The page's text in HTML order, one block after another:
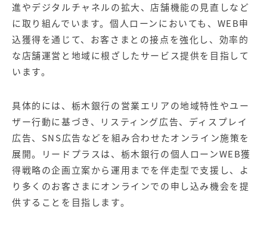
WEBプラス
進やデジタルチャネルの拡大、店舗機能の見直しなど
に取り組んでいます。個人ローンにおいても、WEB申
込獲得を通じて、お客さまとの接点を強化し、効率的
な店舗運営と地域に根ざしたサービス提供を目指して
います。
具体的には、栃木銀行の営業エリアの地域特性やユー
ザー行動に基づき、リスティング広告、ディスプレイ
広告、SNS広告などを組み合わせたオンライン施策を
展開。リードプラスは、栃木銀行の個人ローンWEB獲
得戦略の企画立案から運用までを伴走型で支援し、よ
り多くのお客さまにオンラインでの申し込み機会を提
供することを目指します。